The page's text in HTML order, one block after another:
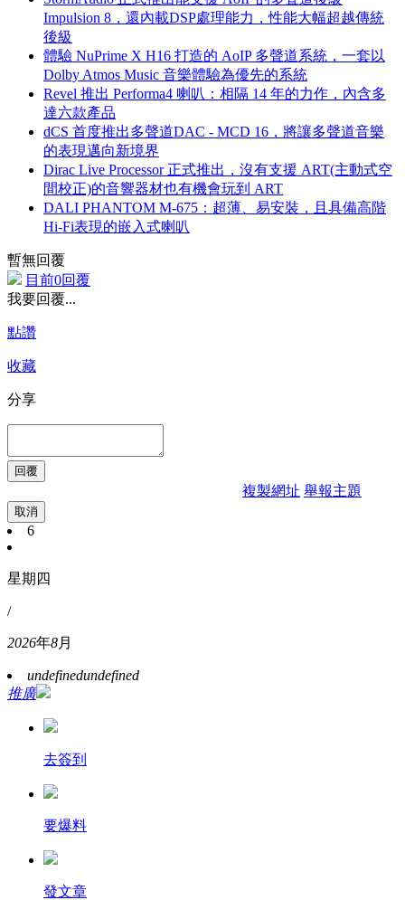
Impulsion 8，還內載DSP處理能力，性能大幅超越傳統
後級
體驗 NuPrime X H16 打造的 AoIP 多聲道系統，一套以
Dolby Atmos Music 音樂體驗為優先的系統
Revel 推出 Performa4 喇叭：相隔 14 年的力作，內含多
達六款產品
dCS 首度推出多聲道DAC - MCD 16，將讓多聲道音樂
的表現邁向新境界
Dirac Live Processor 正式推出，沒有支援 ART(主動式空
間校正)的音響器材也有機會玩到 ART
DALI PHANTOM M-675：超薄、易安裝，且具備高階
Hi-Fi表現的嵌入式喇叭
暫無回覆
目前0回覆
我要回覆...
點讚
收藏
分享
複製網址 舉報主題
取消
6
星期四
/
2026年8月
undefinedundefined
推廣
去簽到
要爆料
發文章